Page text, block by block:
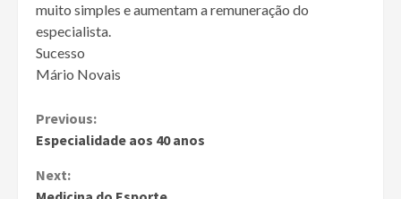
muito simples e aumentam a remuneração do
especialista.
Sucesso
Mário Novais
Continue
Reading
Previous:
Especialidade aos 40 anos
Next: